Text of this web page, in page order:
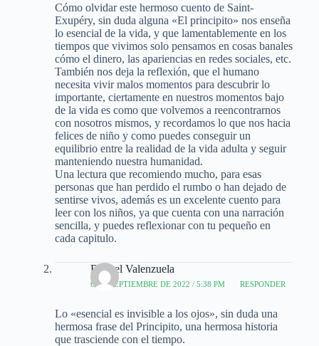
Cómo olvidar este hermoso cuento de Saint-
Exupéry, sin duda alguna «El principito» nos enseña
lo esencial de la vida, y que lamentablemente en los
tiempos que vivimos solo pensamos en cosas banales
cómo el dinero, las apariencias en redes sociales, etc.
También nos deja la reflexión, que el humano
necesita vivir malos momentos para descubrir lo
importante, ciertamente en nuestros momentos bajo
de la vida es como que volvemos a reencontrarnos
con nosotros mismos, y recordamos lo que nos hacia
felices de niño y como puedes conseguir un
equilibrio entre la realidad de la vida adulta y seguir
manteniendo nuestra humanidad.
Una lectura que recomiendo mucho, para esas
personas que han perdido el rumbo o han dejado de
sentirse vivos, además es un excelente cuento para
leer con los niños, ya que cuenta con una narración
sencilla, y puedes reflexionar con tu pequeño en
cada capitulo.
Raquel Valenzuela
6 DE SEPTIEMBRE DE 2022 / 5:38 PM RESPONDER
Lo «esencial es invisible a los ojos», sin duda una
hermosa frase del Principito, una hermosa historia
que trasciende con el tiempo.